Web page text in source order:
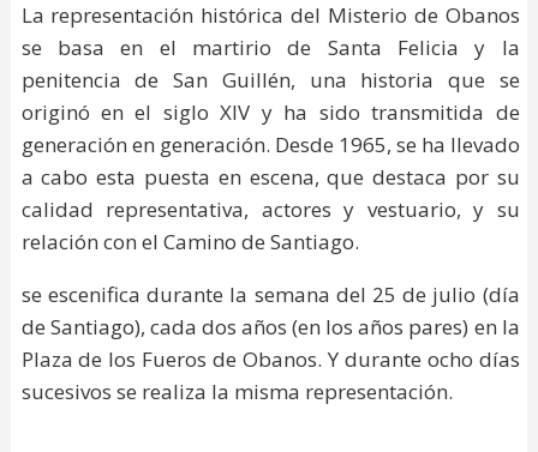
La representación histórica del Misterio de Obanos
se basa en el martirio de Santa Felicia y la
penitencia de San Guillén, una historia que se
originó en el siglo XIV y ha sido transmitida de
generación en generación. Desde 1965, se ha llevado
a cabo esta puesta en escena, que destaca por su
calidad representativa, actores y vestuario, y su
relación con el Camino de Santiago.
se escenifica durante la semana del 25 de julio (día
de Santiago), cada dos años (en los años pares) en la
Plaza de los Fueros de Obanos. Y durante ocho días
sucesivos se realiza la misma representación.